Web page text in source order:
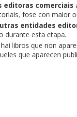
editoras comerciais
fose con maior
entidades
durante esta etapa.
libros que non
que aparecen